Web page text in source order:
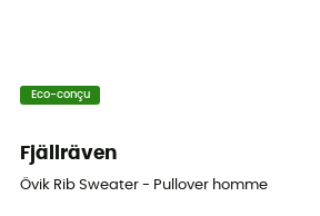
Eco-conçu
Fjällräven
Övik Rib Sweater - Pullover homme